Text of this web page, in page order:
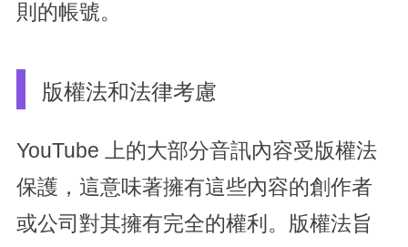
則的帳號。
版權法和法律考慮
YouTube 上的大部分音訊內容受版權法
保護，這意味著擁有這些內容的創作者
或公司對其擁有完全的權利。版權法旨